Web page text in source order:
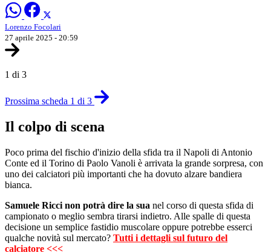
Lorenzo Focolari
27 aprile 2025 - 20:59
1 di 3
Prossima scheda 1 di 3
Il colpo di scena
Poco prima del fischio d'inizio della sfida tra il Napoli di Antonio
Conte ed il Torino di Paolo Vanoli è arrivata la grande sorpresa, con
uno dei calciatori più importanti che ha dovuto alzare bandiera
bianca.
Samuele Ricci non potrà dire la sua nel corso di questa sfida di
campionato o meglio sembra tirarsi indietro. Alle spalle di questa
decisione un semplice fastidio muscolare oppure potrebbe esserci
qualche novità sul mercato? Tutti i dettagli sul futuro del
calciatore <<<